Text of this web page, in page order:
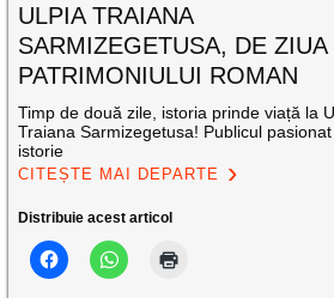
ULPIA TRAIANA
SARMIZEGETUSA, DE ZIUA
PATRIMONIULUI ROMAN
Timp de două zile, istoria prinde viață la
Traiana Sarmizegetusa! Publicul
istorie
CITEȘTE MAI DEPARTE
Distribuie acest articol